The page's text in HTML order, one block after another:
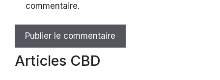
commentaire.
Articles CBD